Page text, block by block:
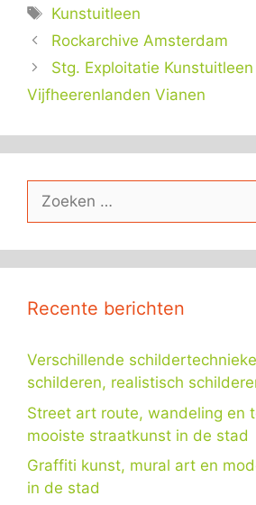
Tags
Kunstuitleen
Rockarchive Amsterdam
Stg. Exploitatie Kunstuitleen
Vijfheerenlanden Vianen
Zoek
Recente berichten
Verschillende
schilderen, realistisch
Street art route, wandeling en
mooiste straatkunst in de stad
Graffiti kunst, mural art en
in de stad